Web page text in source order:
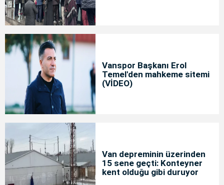
Vanspor Başkanı Erol
Temel'den mahkeme sitemi
(VİDEO)
Van depreminin üzerinden
15 sene geçti: Konteyner
kent olduğu gibi duruyor